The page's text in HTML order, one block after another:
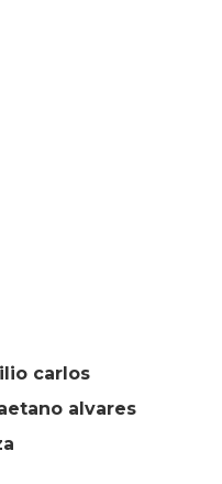
carlos
alvares